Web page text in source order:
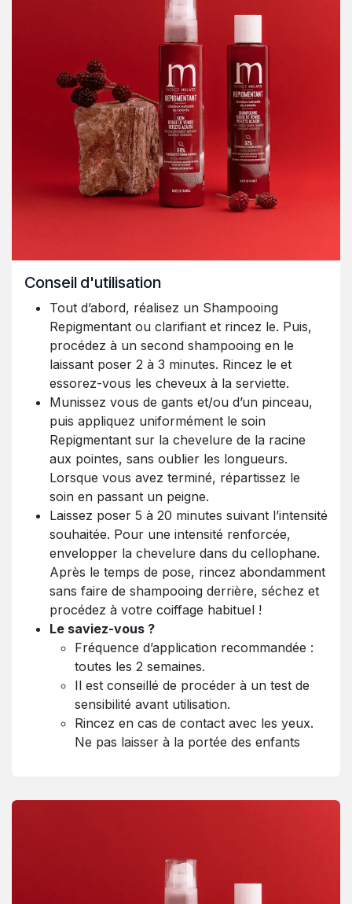
Conseil d'utilisation
Tout d’abord, réalisez un Shampooing
Repigmentant ou clarifiant et rincez le. Puis,
procédez à un second shampooing en le
laissant poser 2 à 3 minutes. Rincez le et
essorez-vous les cheveux à la serviette.
Munissez vous de gants et/ou d’un pinceau,
puis appliquez uniformément le soin
Repigmentant sur la chevelure de la racine
aux pointes, sans oublier les longueurs.
Lorsque vous avez terminé, répartissez le
soin en passant un peigne.
Laissez poser 5 à 20 minutes suivant l’intensité
souhaitée. Pour une intensité renforcée,
envelopper la chevelure dans du cellophane.
Après le temps de pose, rincez abondamment
sans faire de shampooing derrière, séchez et
procédez à votre coiffage habituel !
Le saviez-vous ?
Fréquence d’application recommandée :
toutes les 2 semaines.
Il est conseillé de procéder à un test de
sensibilité avant utilisation.
Rincez en cas de contact avec les yeux.
Ne pas laisser à la portée des enfants